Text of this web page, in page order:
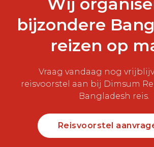
bijzondere
reizen op
Vraag vandaag nog
reisvoorstel aan bij Dimsum
Bangladesh reis.
Reisvoorstel